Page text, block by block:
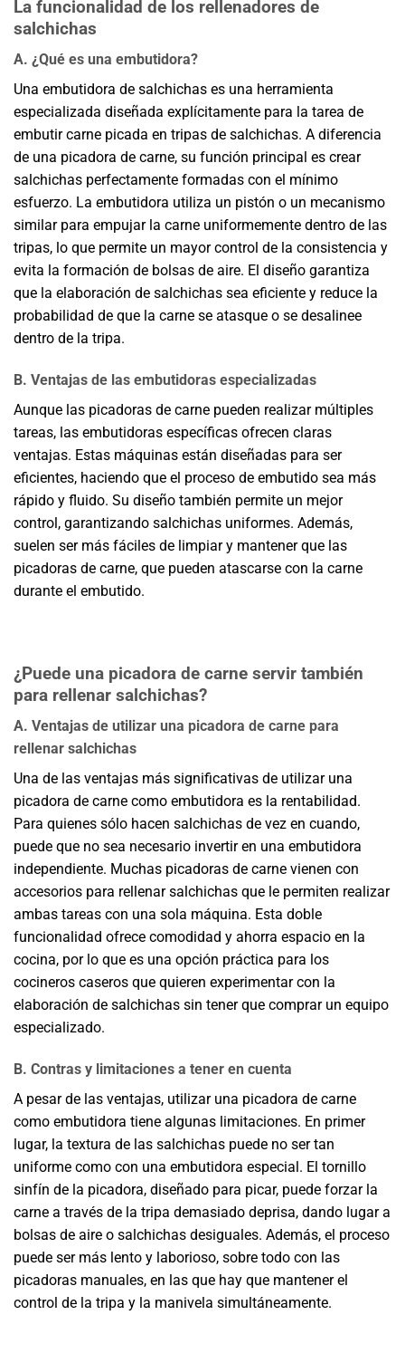
La funcionalidad de los rellenadores de
salchichas
A. ¿Qué es una embutidora?
Una embutidora de salchichas es una herramienta
especializada diseñada explícitamente para la tarea de
embutir carne picada en tripas de salchichas. A diferencia
de una picadora de carne, su función principal es crear
salchichas perfectamente formadas con el mínimo
esfuerzo. La embutidora utiliza un pistón o un mecanismo
similar para empujar la carne uniformemente dentro de las
tripas, lo que permite un mayor control de la consistencia y
evita la formación de bolsas de aire. El diseño garantiza
que la elaboración de salchichas sea eficiente y reduce la
probabilidad de que la carne se atasque o se desalinee
dentro de la tripa.
B. Ventajas de las embutidoras especializadas
Aunque las picadoras de carne pueden realizar múltiples
tareas, las embutidoras específicas ofrecen claras
ventajas. Estas máquinas están diseñadas para ser
eficientes, haciendo que el proceso de embutido sea más
rápido y fluido. Su diseño también permite un mejor
control, garantizando salchichas uniformes. Además,
suelen ser más fáciles de limpiar y mantener que las
picadoras de carne, que pueden atascarse con la carne
durante el embutido.
¿Puede una picadora de carne servir también
para rellenar salchichas?
A. Ventajas de utilizar una picadora de carne para
rellenar salchichas
Una de las ventajas más significativas de utilizar una
picadora de carne como embutidora es la rentabilidad.
Para quienes sólo hacen salchichas de vez en cuando,
puede que no sea necesario invertir en una embutidora
independiente. Muchas picadoras de carne vienen con
accesorios para rellenar salchichas que le permiten realizar
ambas tareas con una sola máquina. Esta doble
funcionalidad ofrece comodidad y ahorra espacio en la
cocina, por lo que es una opción práctica para los
cocineros caseros que quieren experimentar con la
elaboración de salchichas sin tener que comprar un equipo
especializado.
B. Contras y limitaciones a tener en cuenta
A pesar de las ventajas, utilizar una picadora de carne
como embutidora tiene algunas limitaciones. En primer
lugar, la textura de las salchichas puede no ser tan
uniforme como con una embutidora especial. El tornillo
sinfín de la picadora, diseñado para picar, puede forzar la
carne a través de la tripa demasiado deprisa, dando lugar a
bolsas de aire o salchichas desiguales. Además, el proceso
puede ser más lento y laborioso, sobre todo con las
picadoras manuales, en las que hay que mantener el
control de la tripa y la manivela simultáneamente.